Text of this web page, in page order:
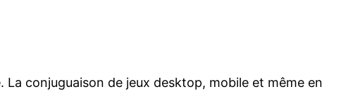
conjuguaison de jeux desktop, mobile et même en